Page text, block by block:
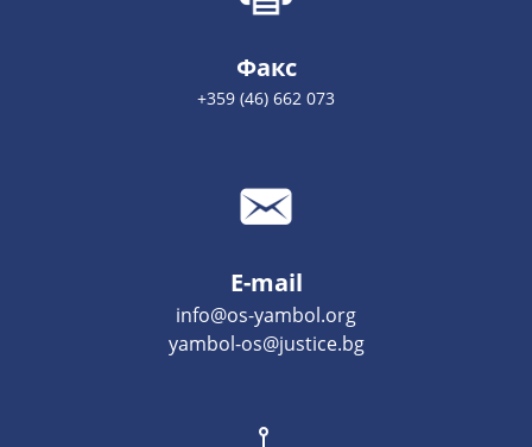
Факс
+359 (46) 662 073
E-mail
info@os-yambol.org
yambol-os@justice.bg